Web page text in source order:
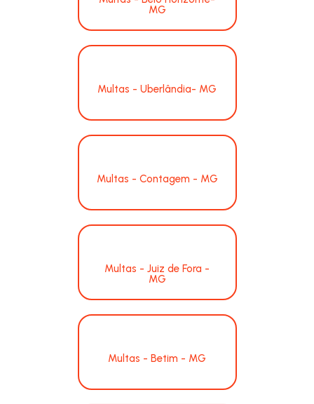
MG
Multas - Uberlândia- MG
Multas - Contagem - MG
Multas - Juiz de Fora -
MG
Multas - Betim - MG